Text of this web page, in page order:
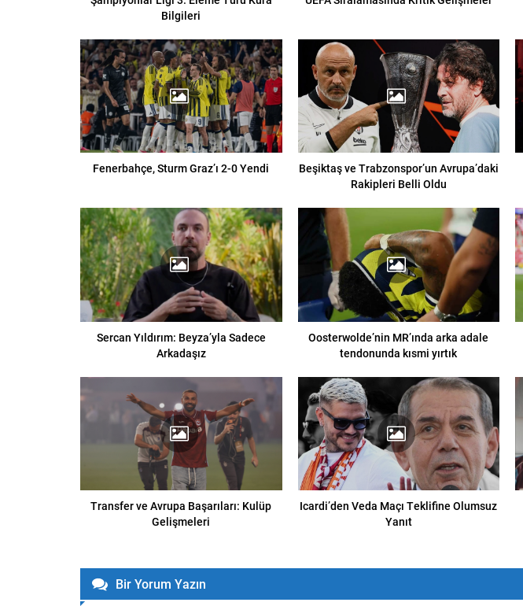
Bilgileri
Fenerbahçe, Sturm Graz’ı 2-0 Yendi
Beşiktaş ve Trabzonspor’un Avrupa’daki
Rakipleri Belli Oldu
Sercan Yıldırım: Beyza’yla Sadece
Arkadaşız
Oosterwolde’nin MR’ında arka adale
tendonunda kısmi yırtık
Transfer ve Avrupa Başarıları: Kulüp
Gelişmeleri
Icardi’den Veda Maçı Teklifine Olumsuz
Yanıt
Bir Yorum Yazın